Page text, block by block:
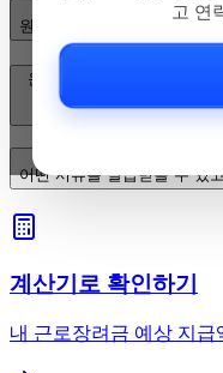
고 연
원종역 인근 무인민원발급기
운영시간은 어떻게 되나요?
어떤 서류를 발급받을 수 있
계산기로 확인하기
내 근로장려금 예상 지